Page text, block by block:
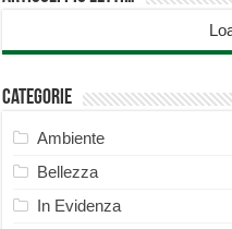
Categorie
Ambiente
Bellezza
In Evidenza